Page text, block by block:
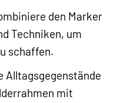
den Marker
Techniken, um
schaffen.
Alltagsgegenstände
mit